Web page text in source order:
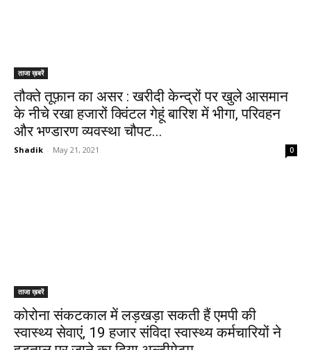
ताजा ख़बरें
तौक्ते तूफ़ान का असर : खरीदी केन्द्रों पर खुले आसमान
के नीचे रखा हजारों क्विंटल गेहूं बारिश में भीगा, परिवहन
और भण्डारण व्यवस्था चौपट...
Shadik - May 21, 2021 0
ताजा ख़बरें
कोरोना संकटकाल में लड़खड़ा सकती हैं एमपी की
स्वास्थ्य सेवाएं, 19 हजार संविदा स्वास्थ्य कर्मचारियों ने